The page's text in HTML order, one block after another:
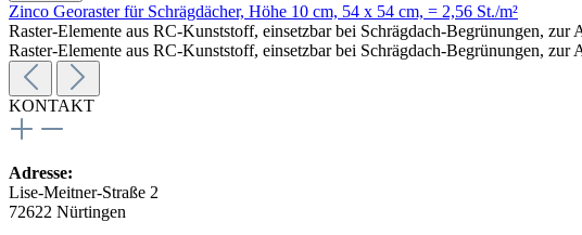
Zinco Georaster für Schrägdächer, Höhe 10 cm, 54 x 54 cm, = 2,56 St./m²
Raster-Elemente aus RC-Kunststoff, einsetzbar bei Schrägdach-Begrünungen,
Raster-Elemente aus RC-Kunststoff, einsetzbar bei Schrägdach-Begrünungen,
KONTAKT
Adresse:
Lise-Meitner-Straße 2
72622 Nürtingen